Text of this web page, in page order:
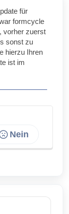
für
formcycle
vorher zuerst
sonst zu
hierzu Ihren
ist im
Nein